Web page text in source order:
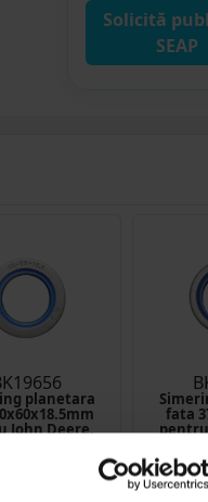
Solicită
SEAP
planetara
John Deere,
fata
Case